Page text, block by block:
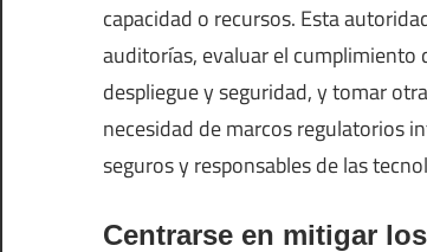
capacidad o recursos. Esta
auditorías, evaluar el cumplimiento
despliegue y seguridad, y tomar
necesidad de marcos regulatorios
seguros y responsables de las
Centrarse en mitigar